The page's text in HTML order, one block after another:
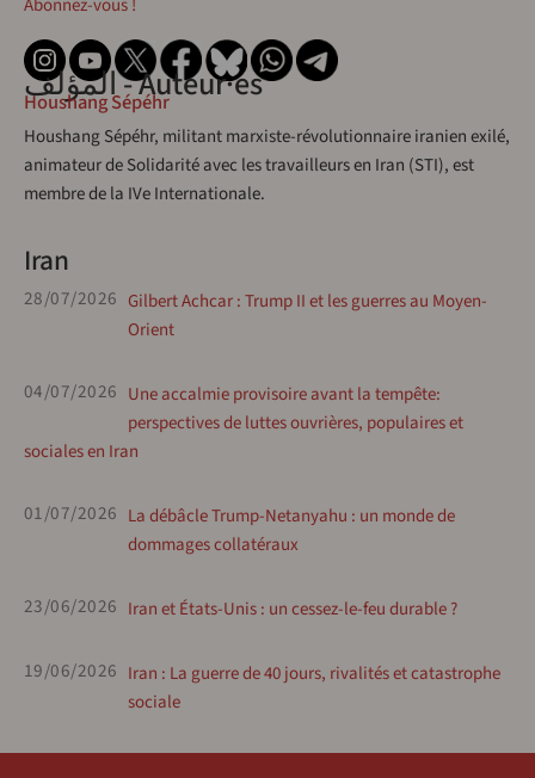
المؤلف - Auteur·esHoushang Sépéhr
Houshang Sépéhr, militant marxiste-révolutionnaire iranien exilé,
animateur de Solidarité avec les travailleurs en Iran (STI), est
membre de la IVe Internationale.
Iran
28/07/2026 Gilbert Achcar : Trump II et les guerres au Moyen-
Orient
04/07/2026 Une accalmie provisoire avant la tempête:
perspectives de luttes ouvrières, populaires et
sociales en Iran
01/07/2026 La débâcle Trump-Netanyahu : un monde de
dommages collatéraux
23/06/2026 Iran et États-Unis : un cessez-le-feu durable ?
19/06/2026 Iran : La guerre de 40 jours, rivalités et catastrophe
sociale